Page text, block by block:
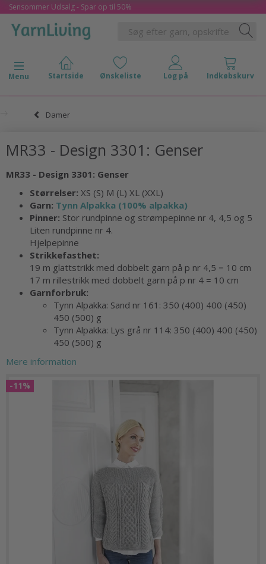
Sensommer Udsalg - Spar op til 50%
Skifte navigation
Menu
Damer
MR33 - Design 3301: Genser
MR33 - Design 3301: Genser
Størrelser: XS (S) M (L) XL (XXL)
Garn: Tynn Alpakka (100% alpakka)
Pinner: Stor rundpinne og strømpepinne nr 4, 4,5 og 5
Liten rundpinne nr 4.
Hjelpepinne
Strikkefasthet:
19 m glattstrikk med dobbelt garn på p nr 4,5 = 10 cm
17 m rillestrikk med dobbelt garn på p nr 4 = 10 cm
Garnforbruk:
Tynn Alpakka: Sand nr 161: 350 (400) 400 (450)
450 (500) g
Tynn Alpakka: Lys grå nr 114: 350 (400) 400 (450)
450 (500) g
Mere information
-11%